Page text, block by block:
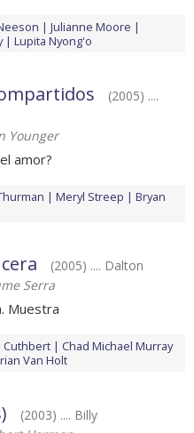
Julianne Moore
Lupita Nyong'o
(2005) ....
Younger
amor?
Meryl Streep
Bryan
(2005) .... Dalton
Serra
Muestra
Cuthbert
Chad Michael Murray
Van Holt
(2003) .... Billy